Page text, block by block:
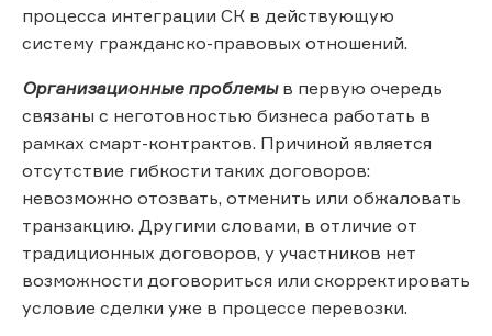
процесса интеграции СК в действующую
систему гражданско-правовых отношений.
Организационные проблемыв первую очередь
связаны с неготовностью бизнеса работать в
рамках смарт-контрактов. Причиной является
отсутствие гибкости таких договоров:
невозможно отозвать, отменить или обжаловать
транзакцию. Другими словами, в отличие от
традиционных договоров, у участников нет
возможности договориться или скорректировать
условие сделки уже в процессе перевозки.